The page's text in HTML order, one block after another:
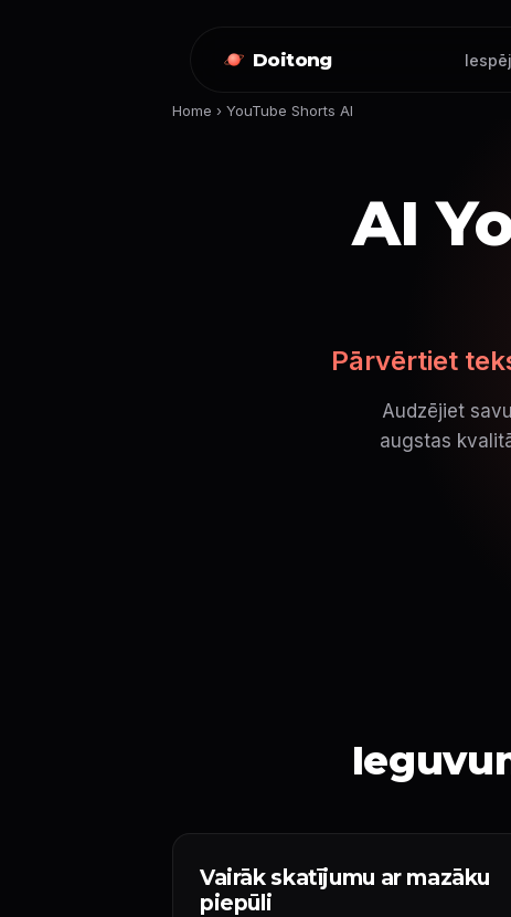
Doitong
Home › YouTube Shorts AI
AI
Pārvērtiet
Audzējiet
augstas
Vairāk skatījumu ar mazāku
piepūli